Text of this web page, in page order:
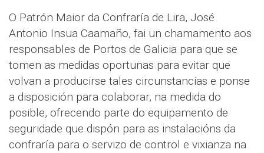
O Patrón Maior da Confraría de Lira, José
Antonio Insua Caamaño, fai un chamamento aos
responsables de Portos de Galicia para que se
tomen as medidas oportunas para evitar que
volvan a producirse tales circunstancias e ponse
a disposición para colaborar, na medida do
posible, ofrecendo parte do equipamento de
seguridade que dispón para as instalacións da
confraría para o servizo de control e vixianza na